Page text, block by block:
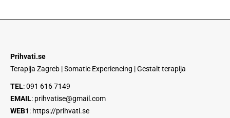
Prihvati.se
Terapija Zagreb | Somatic Experiencing | Gestalt terapija
TEL:091 616 7149
EMAIL: prihvatise@gmail.com
WEB1: https://prihvati.se